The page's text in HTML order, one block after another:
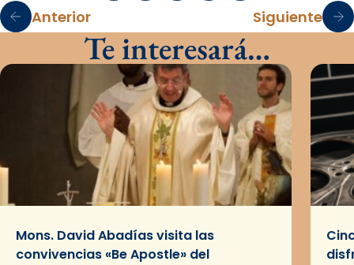
Anterior Siguiente
Te interesará…
Mons. David Abadías visita las
convivencias «Be Apostle» del